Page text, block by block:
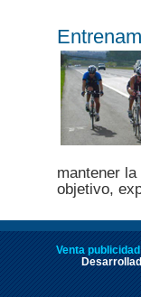
mantener
objetivo,
Venta publicidad